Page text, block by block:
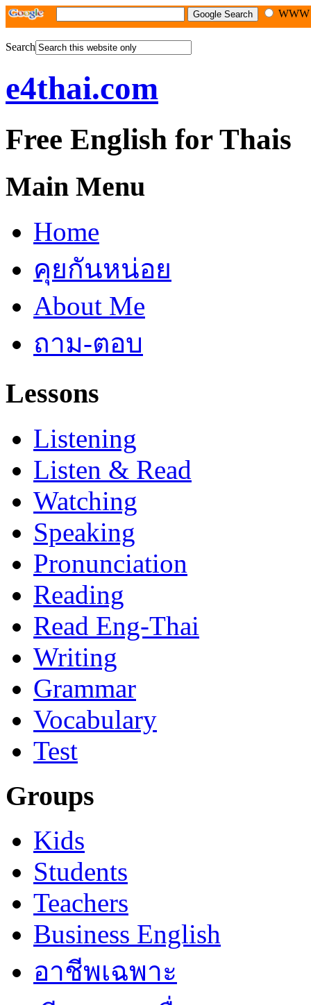
Search
e4thai.com
Free English for Thais
Main Menu
Home
คุยกันหน่อย
About Me
ถาม-ตอบ
Lessons
Listening
Listen & Read
Watching
Speaking
Pronunciation
Reading
Read Eng-Thai
Writing
Grammar
Vocabulary
Test
Groups
Kids
Students
Teachers
Business English
อาชีพเฉพาะ